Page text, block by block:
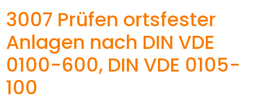
3007 Prüfen ortsfester
Anlagen nach DIN VDE
0100-600, DIN VDE 0105-
100